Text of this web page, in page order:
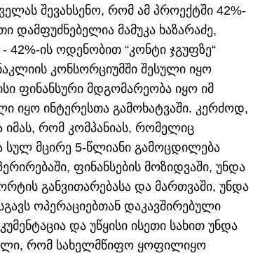
შევახსენო, რომ ამ პროექტში 42%-
მამუკა ხაზარაძე,
ის ოდენობით “კონტი ჯგუფზე“
კონსორციუმში შესული იყო
ფინანსური მდგომარეობა იყო იმ
იყო ინტერესთა გამოხატვაში. კერძოდ,
იმას, რომ კომპანიას, რომელიც
სულ მცირე 5-წლიანი გამოცდილება
ფინანსების მოზიდვაში, უნდა
განვითარებასა და მართვაში, უნდა
ოპერაციებთან დაკავშირებული
და უწყისი ისეთი სახით უნდა
რომ სახელმწიფო ყოფილიყო